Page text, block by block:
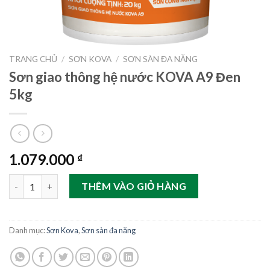
TRANG CHỦ / SƠN KOVA / SƠN SÀN ĐA NĂNG
Sơn giao thông hệ nước KOVA A9 Đen
5kg
1.079.000 ₫
Sơn giao thông hệ nước KOVA A9 Đen 5kg số lượng
THÊM VÀO GIỎ HÀNG
Danh mục:Sơn Kova,Sơn sàn đa năng